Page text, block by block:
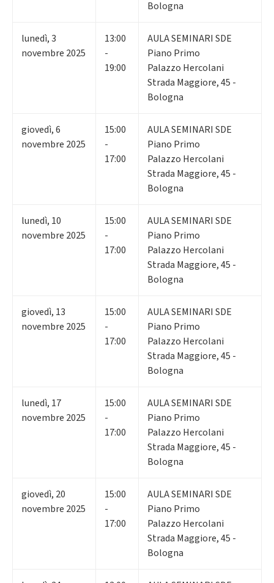
Bologna
lunedì,3
novembre 2025
13:00
-
19:00
AULA SEMINARI SDE
Piano Primo
Palazzo Hercolani
Strada Maggiore, 45 -
Bologna
giovedì,6
novembre 2025
15:00
-
17:00
AULA SEMINARI SDE
Piano Primo
Palazzo Hercolani
Strada Maggiore, 45 -
Bologna
lunedì, 10
novembre 2025
15:00
-
17:00
AULA SEMINARI SDE
Piano Primo
Palazzo Hercolani
Strada Maggiore, 45 -
Bologna
giovedì, 13
novembre 2025
15:00
-
17:00
AULA SEMINARI SDE
Piano Primo
Palazzo Hercolani
Strada Maggiore, 45 -
Bologna
lunedì, 17
novembre 2025
15:00
-
17:00
AULA SEMINARI SDE
Piano Primo
Palazzo Hercolani
Strada Maggiore, 45 -
Bologna
giovedì, 20
novembre 2025
15:00
-
17:00
AULA SEMINARI SDE
Piano Primo
Palazzo Hercolani
Strada Maggiore, 45 -
Bologna